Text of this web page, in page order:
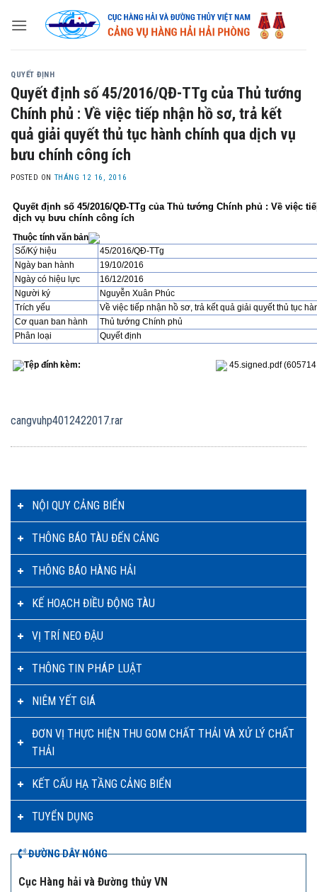
NỘI QUY CẢNG BIỂN
THÔNG BÁO TÀU ĐẾN CẢNG
THÔNG BÁO HÀNG HẢI
KẾ HOẠCH ĐIỀU ĐỘNG TÀU
VỊ TRÍ NEO ĐẬU
THÔNG TIN PHÁP LUẬT
NIÊM YẾT GIÁ
ĐƠN VỊ THỰC HIỆN THU GOM CHẤT THẢI VÀ XỬ LÝ CHẤT
THẢI
KẾT CẤU HẠ TẦNG CẢNG BIỂN
TUYỂN DỤNG
ĐƯỜNG DÂY NÓNG
Cục Hàng hải và Đường thủy VN
QUYẾT ĐỊNH
Quyết định số 45/2016/QĐ-TTg của Thủ tướng
Chính phủ : Về việc tiếp nhận hồ sơ, trả kết
quả giải quyết thủ tục hành chính qua dịch vụ
bưu chính công ích
POSTED ON THÁNG 12 16, 2016
Quyết định số 45/2016/QĐ-TTg của Thủ tướng Chính phủ : Về việc
dịch vụ bưu chính công ích
Thuộc tính văn bản
Số/Ký hiệu
45/2016/QĐ-TTg
Ngày ban hành
19/10/2016
Ngày có hiệu lực
16/12/2016
Người ký
Nguyễn Xuân Phúc
Trích yếu
Về việc tiếp nhận hồ sơ, trả kết quả giải quyết thủ tục
Cơ quan ban hành
Thủ tướng Chính phủ
Phân loại
Quyết định
Tệp đính kèm: 45.signed.pdf
cangvuhp4012422017.rar